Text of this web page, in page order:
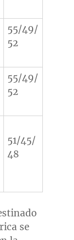
55/49/
52
55/49/
52
51/45/
48
se